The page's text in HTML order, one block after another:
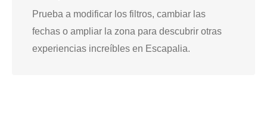
Prueba a modificar los filtros, cambiar las
fechas o ampliar la zona para descubrir otras
experiencias increíbles en Escapalia.